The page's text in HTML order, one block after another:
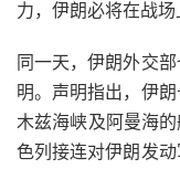
力，伊朗必将在战场
同一天，伊朗外交
明。声明指出，伊
木兹海峡及阿曼海
色列接连对伊朗发